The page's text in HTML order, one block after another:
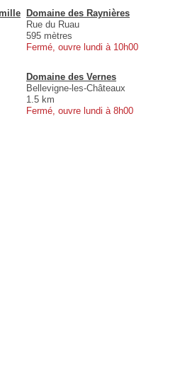
Domaine des Raynières
Rue du Ruau
595 mètres
Fermé, ouvre lundi à 10h00
Domaine des Vernes
Bellevigne-les-Châteaux
1.5 km
Fermé, ouvre lundi à 8h00